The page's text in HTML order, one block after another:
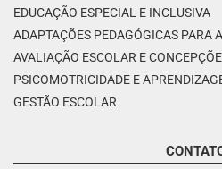
EDUCAÇÃO ESPECIAL E INCLUSIVA
ADAPTAÇÕES PEDAGÓGICAS PARA
AVALIAÇÃO ESCOLAR E
PSICOMOTRICIDADE E
GESTÃO ESCOLAR